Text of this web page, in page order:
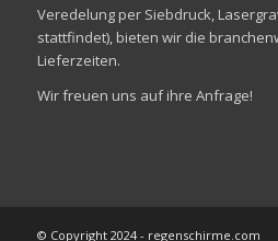
Veredelung per Siebdruck,
stattfindet), bieten wir die
Lieferzeiten.
Wir freuen uns auf ihre Anfrage!
© Copyright 2024 - regenschirme.com